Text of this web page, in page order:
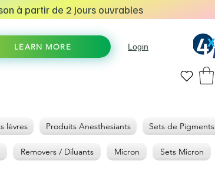
LEARN MORE Login
lèvres Produits Anesthesiants Sets de Pigments
Removers / Diluants Micron Sets Micron
à partir de 2 Jours ouvrables